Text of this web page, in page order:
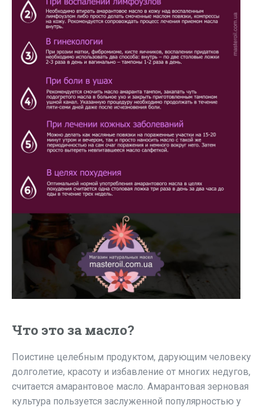
Что это за масло?
Поистине целебным продуктом, дарующим человеку
долголетие, красоту и избавление от многих недугов,
считается амарантовое масло. Амарантовая зерновая
культура пользуется заслуженной популярностью у